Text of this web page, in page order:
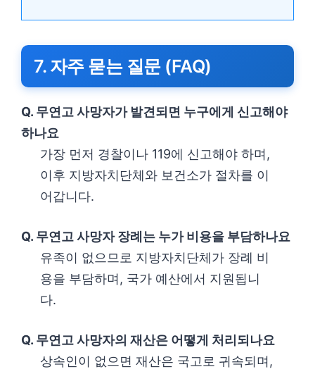
7. 자주 묻는 질문 (FAQ)
Q. 무연고 사망자가 발견되면 누구에게 신고해야
하나요
가장 먼저 경찰이나 119에 신고해야 하며,
이후 지방자치단체와 보건소가 절차를 이
어갑니다.
Q. 무연고 사망자 장례는 누가 비용을 부담하나요
유족이 없으므로 지방자치단체가 장례 비
용을 부담하며, 국가 예산에서 지원됩니
다.
Q. 무연고 사망자의 재산은 어떻게 처리되나요
상속인이 없으면 재산은 국고로 귀속되며,